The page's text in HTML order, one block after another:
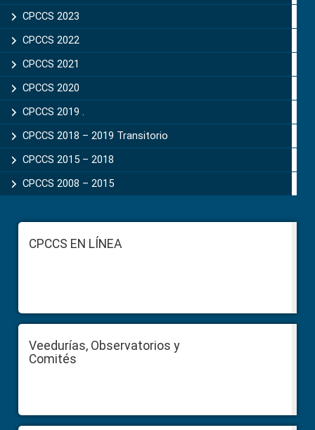
CPCCS 2023
CPCCS 2022
CPCCS 2021
CPCCS 2020
CPCCS 2019 .
CPCCS 2018 – 2019 Transitorio
CPCCS 2015 – 2018
CPCCS 2008 – 2015
FooterCPCCS EN LÍNEA
Veedurías, Observatorios y
Comités